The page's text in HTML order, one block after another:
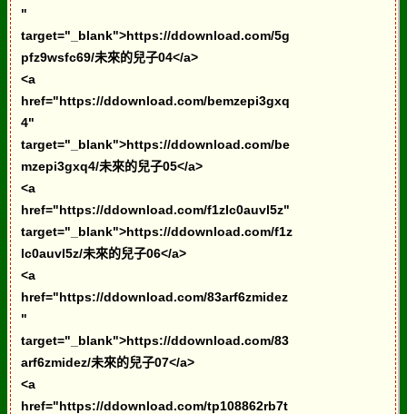
"
target="_blank">https://ddownload.com/5g
pfz9wsfc69/未來的兒子04</a>
<a
href="https://ddownload.com/bemzepi3gxq
4"
target="_blank">https://ddownload.com/be
mzepi3gxq4/未來的兒子05</a>
<a
href="https://ddownload.com/f1zlc0auvl5z"
target="_blank">https://ddownload.com/f1z
lc0auvl5z/未來的兒子06</a>
<a
href="https://ddownload.com/83arf6zmidez
"
target="_blank">https://ddownload.com/83
arf6zmidez/未來的兒子07</a>
<a
href="https://ddownload.com/tp108862rb7t